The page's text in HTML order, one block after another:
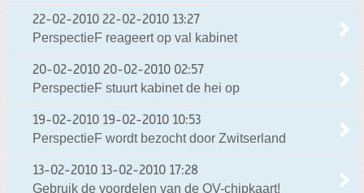
22-02-2010 22-02-2010 13:27
PerspectieF reageert op val kabinet
20-02-2010 20-02-2010 02:57
PerspectieF stuurt kabinet de hei op
19-02-2010 19-02-2010 10:53
PerspectieF wordt bezocht door Zwitserland
13-02-2010 13-02-2010 17:28
Gebruik de voordelen van de OV-chipkaart!